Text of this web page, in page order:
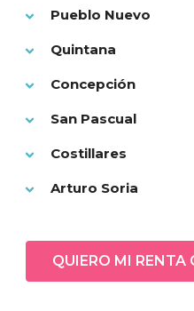
Pueblo Nuevo
Quintana
Concepción
San Pascual
Costillares
Arturo Soria
QUIERO MI